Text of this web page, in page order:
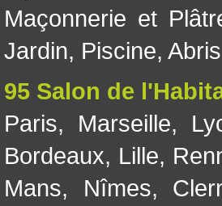
Maçonnerie et
Jardin, Piscine,
95 Salon de
Paris, Marseille,
Bordeaux, Lille,
Mans, Nîmes,